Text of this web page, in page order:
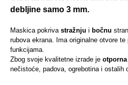
debljine samo 3 mm.
Maskica pokriva stražnju i bočnu
rubova ekrana. Ima originalne otvore te
funkcijama.
Zbog svoje kvalitetne izrade je otporna
nečistoće, padova, ogrebotina i ostalih
Sleng
Univerzalne futrole i
maskice